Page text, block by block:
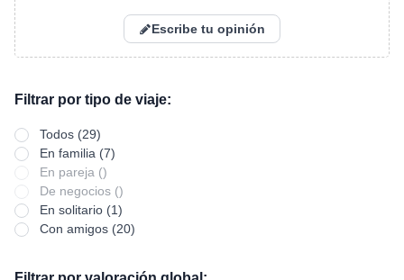
Escribe tu opinión
Filtrar por tipo de viaje:
Todos (29)
En familia (7)
En pareja ()
De negocios ()
En solitario (1)
Con amigos (20)